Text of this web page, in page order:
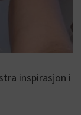
inspirasjon i